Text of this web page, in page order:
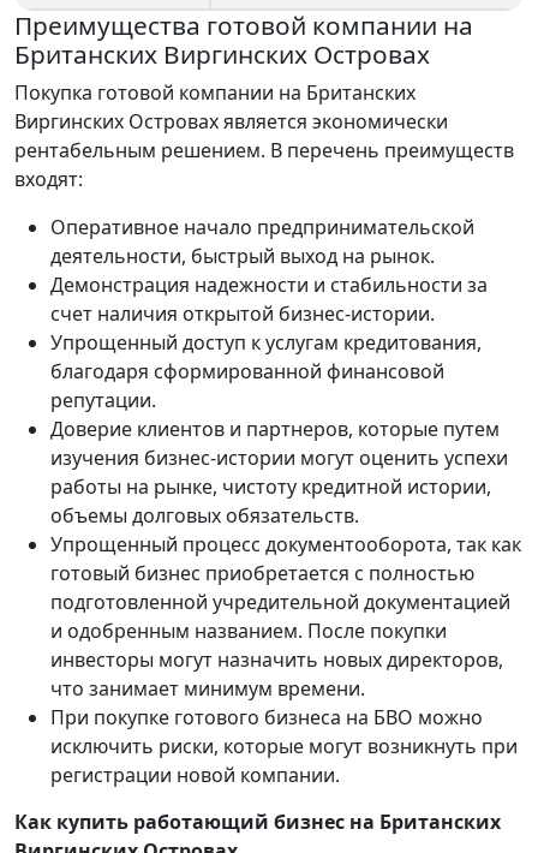
Преимущества готовой компании на
Британских Виргинских Островах
Покупка готовой компании на Британских
Виргинских Островах является экономически
рентабельным решением. В перечень преимуществ
входят:
Оперативное начало предпринимательской
деятельности, быстрый выход на рынок.
Демонстрация надежности и стабильности за
счет наличия открытой бизнес-истории.
Упрощенный доступ к услугам кредитования,
благодаря сформированной финансовой
репутации.
Доверие клиентов и партнеров, которые путем
изучения бизнес-истории могут оценить успехи
работы на рынке, чистоту кредитной истории,
объемы долговых обязательств.
Упрощенный процесс документооборота, так как
готовый бизнес приобретается с полностью
подготовленной учредительной документацией
и одобренным названием. После покупки
инвесторы могут назначить новых директоров,
что занимает минимум времени.
При покупке готового бизнеса на БВО можно
исключить риски, которые могут возникнуть при
регистрации новой компании.
Как купить работающий бизнес на Британских